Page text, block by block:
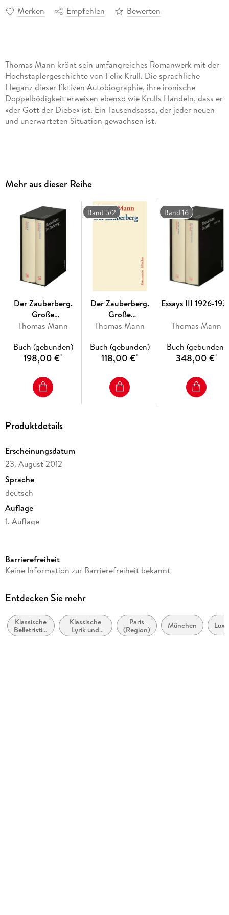
Merken Empfehlen Bewerten
Thomas Mann krönt sein umfangreiches Romanwerk mit der
Hochstaplergeschichte von Felix Krull. Die sprachliche
Eleganz dieser fiktiven Autobiographie, ihre ironische
Doppelbödigkeit erweisen ebenso wie Krulls Handeln, dass er
»der Gott der Diebe« ist. Ein Tausendsassa, der jeder neuen
und unerwarteten Situation gewachsen ist.
gesamte schriftstellerische Leben des Autors.
Im Rahmen der Großen kommentierten Frankfurter Ausgabe
wurde der Text, unter Berücksichtigung sämtlicher
Mehr aus dieser Reihe
Der Zauberberg.
Große
kommentierte
Thomas Mann
Buch (gebunden)
198,00 €*
Band 5/2
Der Zauberberg.
Große
kommentierte
Ausgabe.
Kommentarband
Thomas Mann
Buch (gebunden)
118,00 €*
Band 16
Essays III 1926-
Thomas Mann
Buch (gebunden)
348,00 €*
Produktdetails
Erscheinungsdatum
23. August 2012
Sprache
deutsch
Auflage
1. Auflage
Reihe
Thomas Mann
Herausgegeben von
Barrierefreiheit
Keine Information zur Barrierefreiheit bekannt
Entdecken Sie mehr
Klassische
Belletristik:
allgemein
Klassische
Lyrik und
Dichtung
Paris
(Region)
München